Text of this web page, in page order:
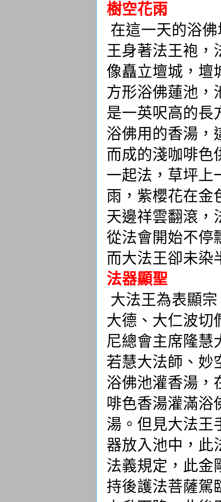
樹空花雨
在這一天的浴
王身著法王袍，
像矗立壇城，壇
方形浴佛蓮池，
是一英呎高的長
浴佛用的香湯，
而成的淺咖啡色
一起法，草坪上
雨，紫櫻花在金
天邊祥雲翻滾，
從法會開始不停
而大法王卻未染
法器顯聖
大法王為表顯
大德、大仁波切
尼總會主席隆慧
若慧大法師、妙
浴佛池灌香湯，
啡色香湯灌滿浴
湯。但見大法王
器放入池中，此
法義規定，此金
持後護法菩薩駕